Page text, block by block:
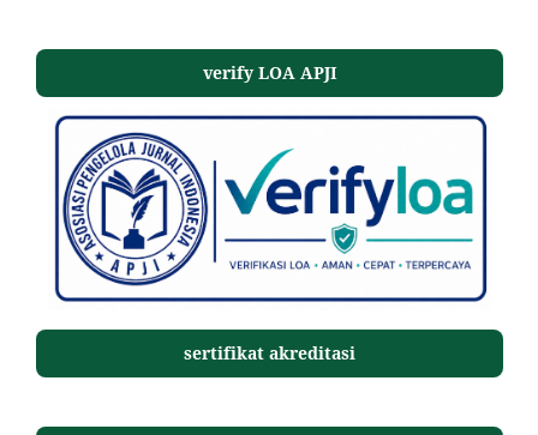
verify LOA APJI
sertifikat akreditasi